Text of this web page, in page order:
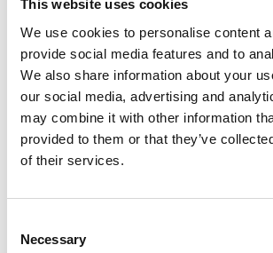
This website uses cookies
We use cookies to personalise content
provide social media features and to
We also share information about your
our social media, advertising and
may combine it with other information
provided to them or that they’ve
of their services.
Selection
Necessary